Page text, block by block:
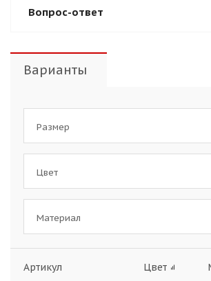
Вопрос-ответ
Варианты
Размер
Цвет
Материал
Артикул Цвет